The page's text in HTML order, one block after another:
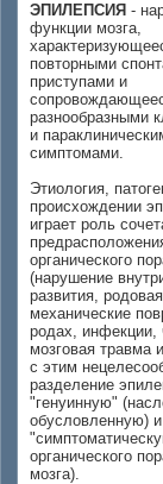
ЭПИЛЕПСИЯ -
функции мозга,
повторными
приступами и
разнообразными
и
симптомами.
Этиология,
происхождении
играет роль
органического
(нарушение
развития,
механические
родах, инфекции,
мозговая травма
с этим
разделение
"генуинную"
обусловленную) и
органического
мозга).